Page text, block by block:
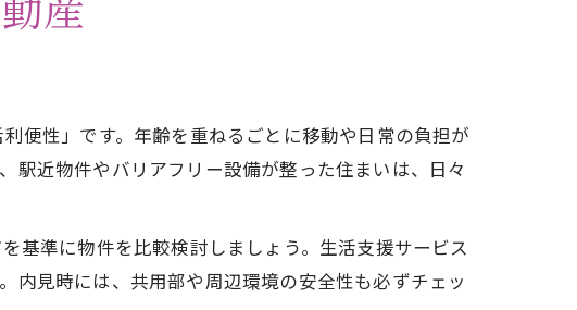
報
解説
は
産
便性」です。年齢を重ねるごとに移動や日常の負担が
駅近物件やバリアフリー設備が整った住まいは、日々
基準に物件を比較検討しましょう。生活支援サービス
内見時には、共用部や周辺環境の安全性も必ずチェッ